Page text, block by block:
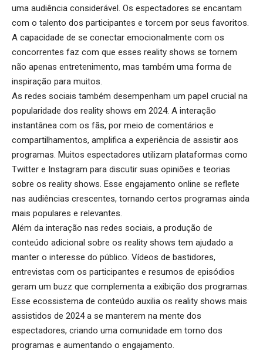
uma audiência considerável. Os espectadores se encantam
com o talento dos participantes e torcem por seus favoritos.
A capacidade de se conectar emocionalmente com os
concorrentes faz com que esses reality shows se tornem
não apenas entretenimento, mas também uma forma de
inspiração para muitos.
As redes sociais também desempenham um papel crucial na
popularidade dos reality shows em 2024. A interação
instantânea com os fãs, por meio de comentários e
compartilhamentos, amplifica a experiência de assistir aos
programas. Muitos espectadores utilizam plataformas como
Twitter e Instagram para discutir suas opiniões e teorias
sobre os reality shows. Esse engajamento online se reflete
nas audiências crescentes, tornando certos programas ainda
mais populares e relevantes.
Além da interação nas redes sociais, a produção de
conteúdo adicional sobre os reality shows tem ajudado a
manter o interesse do público. Vídeos de bastidores,
entrevistas com os participantes e resumos de episódios
geram um buzz que complementa a exibição dos programas.
Esse ecossistema de conteúdo auxilia os reality shows mais
assistidos de 2024 a se manterem na mente dos
espectadores, criando uma comunidade em torno dos
programas e aumentando o engajamento.